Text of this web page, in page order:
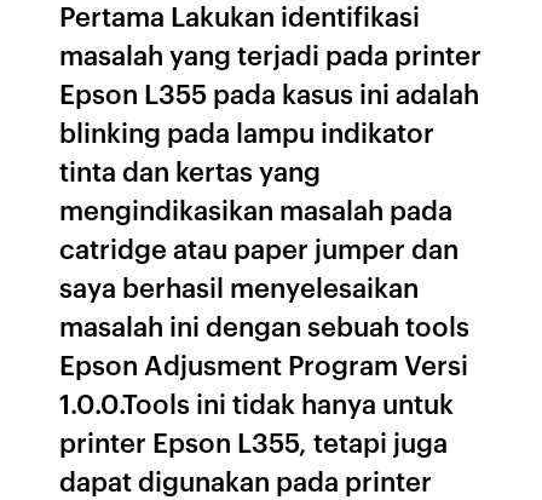
Pertama Lakukan identifikasi
masalah yang terjadi pada printer
Epson L355 pada kasus ini adalah
blinking pada lampu indikator
tinta dan kertas yang
mengindikasikan masalah pada
catridge atau paper jumper dan
saya berhasil menyelesaikan
masalah ini dengan sebuah tools
Epson Adjusment Program Versi
1.0.0.Tools ini tidak hanya untuk
printer Epson L355, tetapi juga
dapat digunakan pada printer